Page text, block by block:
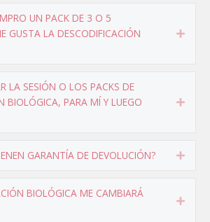
UN PACK DE 3 O 5
GUSTA LA DESCODIFICACIÓN
LA SESIÓN O LOS PACKS DE
BIOLÓGICA, PARA MÍ Y LUEGO
GARANTÍA DE DEVOLUCIÓN?
BIOLÓGICA ME CAMBIARÁ